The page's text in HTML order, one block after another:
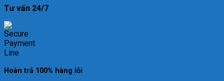
Tư vấn 24/7
Hoàn trả 100% hàng lỗi